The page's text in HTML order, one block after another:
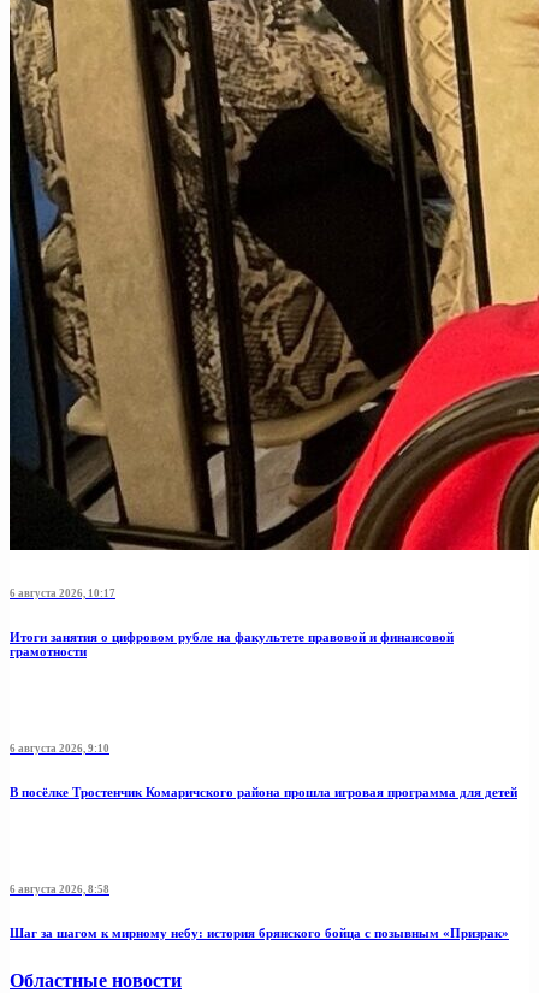
6 августа 2026, 10:17
Итоги занятия о цифровом рубле на факультете правовой и финансовой
грамотности
6 августа 2026, 9:10
В посёлке Тростенчик Комаричского района прошла игровая программа для детей
6 августа 2026, 8:58
Шаг за шагом к мирному небу: история брянского бойца с позывным «Призрак»
Областные новости